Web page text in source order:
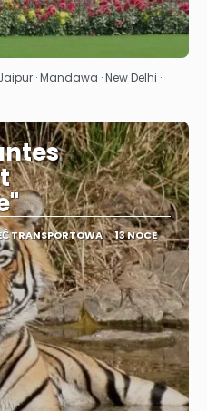
· Mandawa · New Delhi ·
TRANSPORTOWA 13 NOCE